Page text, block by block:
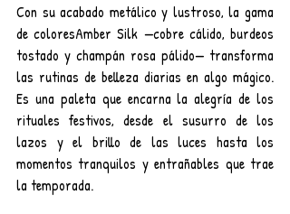
Con su acabado metálico y lustroso, la gama
de coloresAmber Silk —cobre cálido, burdeos
tostado y champán rosa pálido— transforma
las rutinas de belleza diarias en algo mágico.
Es una paleta que encarna la alegría de los
rituales festivos, desde el susurro de los
lazos y el brillo de las luces hasta los
momentos tranquilos y entrañables que trae
la temporada.